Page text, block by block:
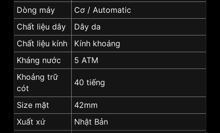
Dòng máy
Cơ / Automatic
Chất liệu dây
Dây da
Chất liệu kính
Kính khoáng
Kháng nước
5 ATM
Khoảng trữ
cót
40 tiếng
Size mặt
42mm
Xuất xứ
Nhật Bản